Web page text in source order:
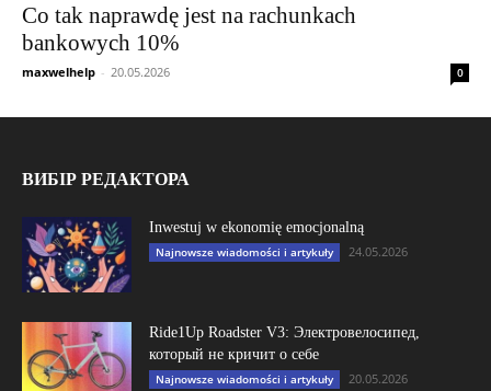
Co tak naprawdę jest na rachunkach
bankowych 10%
maxwelhelp - 20.05.2026 0
ВИБІР РЕДАКТОРА
Inwestuj w ekonomię emocjonalną
Najnowsze wiadomości i artykuły 24.05.2026
Ride1Up Roadster V3: Электровелосипед,
который не кричит о себе
Najnowsze wiadomości i artykuły 20.05.2026